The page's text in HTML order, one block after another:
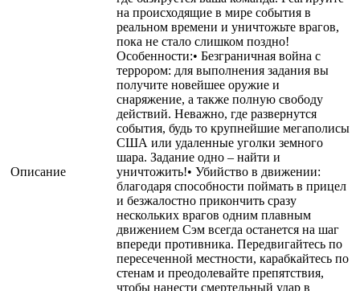
Описание
на происходящие в мире события в
реальном времени и уничтожьте врагов,
пока не стало слишком поздно!
Особенности:• Безграничная война с
террором: для выполнения задания вы
получите новейшее оружие и
снаряжение, а также полную свободу
действий. Неважно, где развернутся
события, будь то крупнейшие мегаполисы
США или удаленные уголки земного
шара. Задание одно – найти и
уничтожить!• Убийство в движении:
благодаря способности поймать в прицел
и безжалостно прикончить сразу
нескольких врагов одним плавным
движением Сэм всегда останется на шаг
впереди противника. Передвигайтесь по
пересеченной местности, карабкайтесь по
стенам и преодолевайте препятствия,
чтобы нанести смертельный удар в